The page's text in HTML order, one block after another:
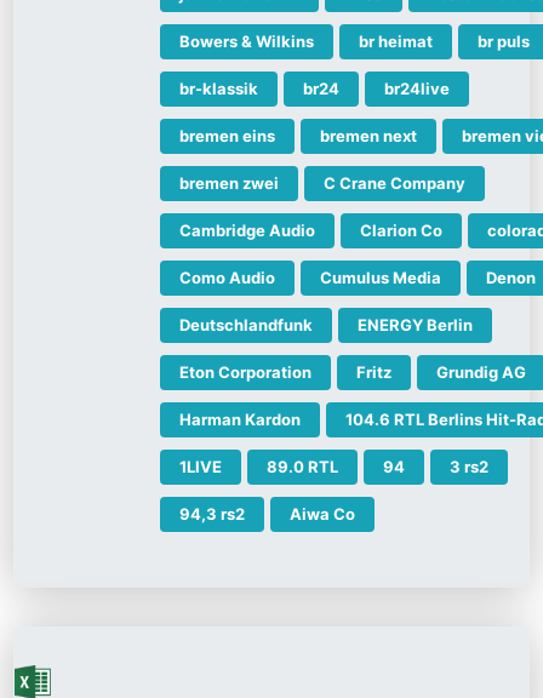
Bowers & Wilkins br heimat br puls
br-klassik br24 br24live
bremen eins bremen next bremen
bremen zwei C Crane Company
Cambridge Audio Clarion Co
Como Audio Cumulus Media Denon
Deutschlandfunk ENERGY Berlin
Eton Corporation Fritz Grundig AG
Harman Kardon 104.6 RTL Berlins Hit-
1LIVE 89.0 RTL 94 3 rs2
94,3 rs2 Aiwa Co